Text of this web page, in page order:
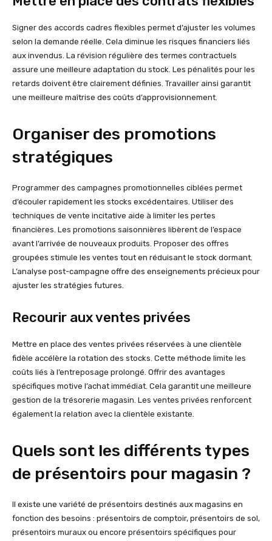
Signer des accords cadres flexibles permet d’ajuster les volumes
selon la demande réelle. Cela diminue les risques financiers liés
aux invendus. La révision régulière des termes contractuels
assure une meilleure adaptation du stock. Les pénalités pour les
retards doivent être clairement définies. Travailler ainsi garantit
une meilleure maîtrise des coûts d’approvisionnement.
Organiser des promotions
stratégiques
Programmer des campagnes promotionnelles ciblées permet
d’écouler rapidement les stocks excédentaires. Utiliser des
techniques de vente incitative aide à limiter les pertes
financières. Les promotions saisonnières libèrent de l’espace
avant l’arrivée de nouveaux produits. Proposer des offres
groupées stimule les ventes tout en réduisant le stock dormant.
L’analyse post-campagne offre des enseignements précieux pour
ajuster les stratégies futures.
Recourir aux ventes privées
Mettre en place des ventes privées réservées à une clientèle
fidèle accélère la rotation des stocks. Cette méthode limite les
coûts liés à l’entreposage prolongé. Offrir des avantages
spécifiques motive l’achat immédiat. Cela garantit une meilleure
gestion de la trésorerie magasin. Les ventes privées renforcent
également la relation avec la clientèle existante.
Quels sont les différents types
de présentoirs pour magasin ?
Il existe une variété de présentoirs destinés aux magasins en
fonction des besoins : présentoirs de comptoir, présentoirs de sol,
présentoirs muraux ou encore présentoirs spécifiques pour